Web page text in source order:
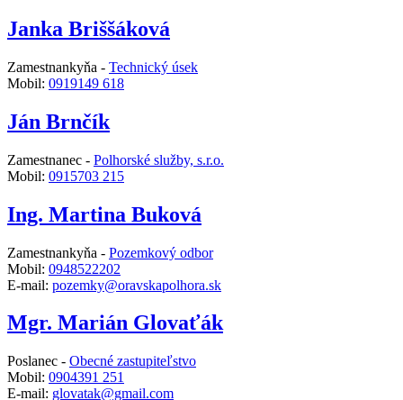
Janka Briššáková
Zamestnankyňa - Technický úsek
Mobil: 0919149 618
Ján Brnčík
Zamestnanec - Polhorské služby, s.r.o.
Mobil: 0915703 215
Ing. Martina Buková
Zamestnankyňa - Pozemkový odbor
Mobil: 0948522202
E-mail: pozemky@oravskapolhora.sk
Mgr. Marián Glovaťák
Poslanec - Obecné zastupiteľstvo
Mobil: 0904391 251
E-mail: glovatak@gmail.com